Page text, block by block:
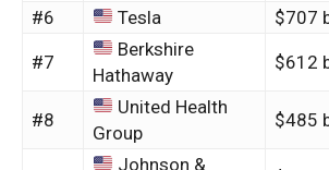
#6
Tesla $707
#7
Berkshire
Hathaway
$612
#8
United Health
Group
$485
Johnson &